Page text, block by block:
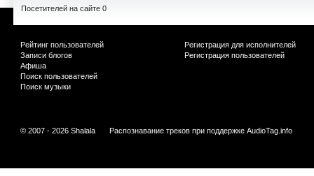
Посетителей на сайте 0
Рейтинг пользователей
Записи блогов
Афиша
Поиск пользователей
Поиск музыки
Регистрация для исполнителей
Регистрация пользователей
© 2007 - 2026 Shalala Распознавание треков при поддержке AudioTag.info